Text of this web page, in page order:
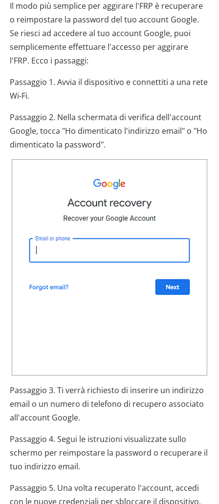
Il modo più semplice per aggirare l'FRP è recuperare
o reimpostare la password del tuo account Google.
Se riesci ad accedere al tuo account Google, puoi
semplicemente effettuare l'accesso per aggirare
l'FRP. Ecco i passaggi:
Passaggio 1. Avvia il dispositivo e connettiti a una rete
Wi-Fi.
Passaggio 2. Nella schermata di verifica dell'account
Google, tocca "Ho dimenticato l'indirizzo email" o "Ho
dimenticato la password".
Passaggio 3. Ti verrà richiesto di inserire un indirizzo
email o un numero di telefono di recupero associato
all'account Google.
Passaggio 4. Segui le istruzioni visualizzate sullo
schermo per reimpostare la password o recuperare il
tuo indirizzo email.
Passaggio 5. Una volta recuperato l'account, accedi
con le nuove credenziali per sbloccare il dispositivo.